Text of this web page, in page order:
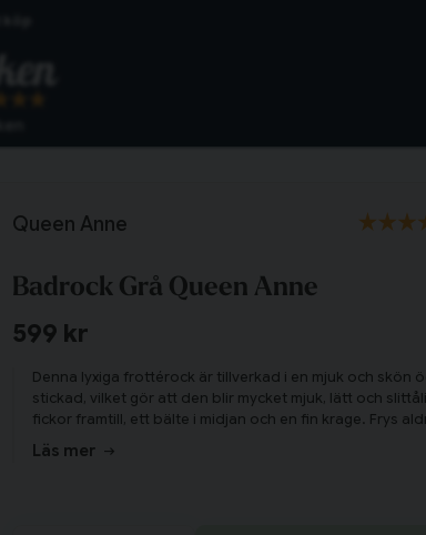
Queen Anne
Badrock Grå Queen Anne
599 kr
Denna lyxiga frottérock är tillverkad i en mjuk och skön
stickad, vilket gör att den blir mycket mjuk, lätt och
fickor framtill, ett bälte i midjan och en fin krage. Frys
varm och skön efter duschen!
Läs mer